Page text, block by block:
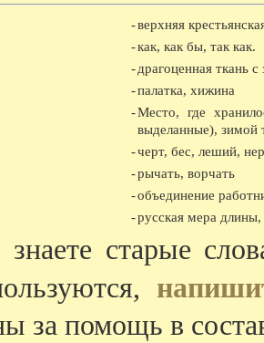
-верхняя
-как, как бы, так как.
-драгоценная ткань
-палатка, хижина
-Место, где
выделанные),
-черт, бес, леший,
-рычать, ворчать
-объединение
-русская мера
старые
за помощь в